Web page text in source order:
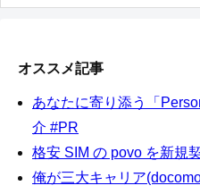
オススメ記事
あなたに寄り添う「
介 #PR
格安 SIM の povo を新規
俺が三大キャリア